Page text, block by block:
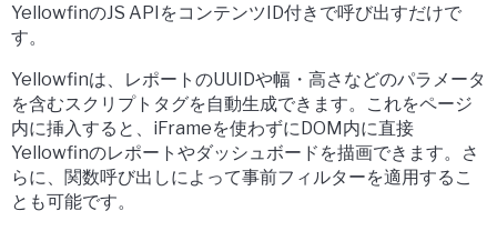
YellowfinのJS APIをコンテンツID付きで呼び出すだけで
す。
Yellowfinは、レポートのUUIDや幅・高さなどのパラメータ
を含むスクリプトタグを自動生成できます。これをページ
内に挿入すると、iFrameを使わずにDOM内に直接
Yellowfinのレポートやダッシュボードを描画できます。さ
らに、関数呼び出しによって事前フィルターを適用するこ
とも可能です。